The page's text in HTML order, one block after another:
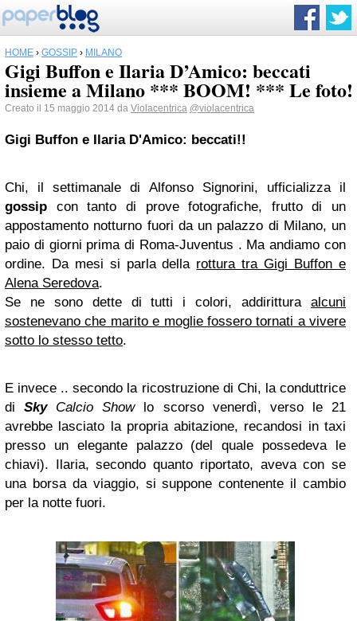
HOME › GOSSIP › MILANO
Gigi Buffon e Ilaria D’Amico: beccati
insieme a Milano *** BOOM! *** Le foto!
Creato il 15 maggio 2014 da Violacentrica @violacentrica
Gigi Buffon e Ilaria D'Amico: beccati!!
Chi, il settimanale di Alfonso Signorini, ufficializza il
gossip con tanto di prove fotografiche, frutto di un
appostamento notturno fuori da un palazzo di Milano, un
paio di giorni prima di Roma-Juventus . Ma andiamo con
ordine. Da mesi si parla della rottura tra Gigi Buffon e
Alena Seredova.
Se ne sono dette di tutti i colori, addirittura alcuni
sostenevano che marito e moglie fossero tornati a vivere
sotto lo stesso tetto.
E invece .. secondo la ricostruzione di Chi, la conduttrice
diSkyCalcio Showlo scorso venerdì, verso le 21
avrebbe lasciato la propria abitazione, recandosi in taxi
presso un elegante palazzo (del quale possedeva le
chiavi). Ilaria, secondo quanto riportato, aveva con se
una borsa da viaggio, si suppone contenente il cambio
per la notte fuori.